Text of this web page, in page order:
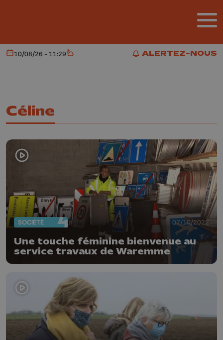
ALERTEZ-NOUS
ALERTEZ-NOUS
Aujourd'hui
10/08/26 - 11:29 Météo
Céline
SOCIÉTÉ 07/10/2022
Une touche féminine bienvenue au
service travaux de Waremme